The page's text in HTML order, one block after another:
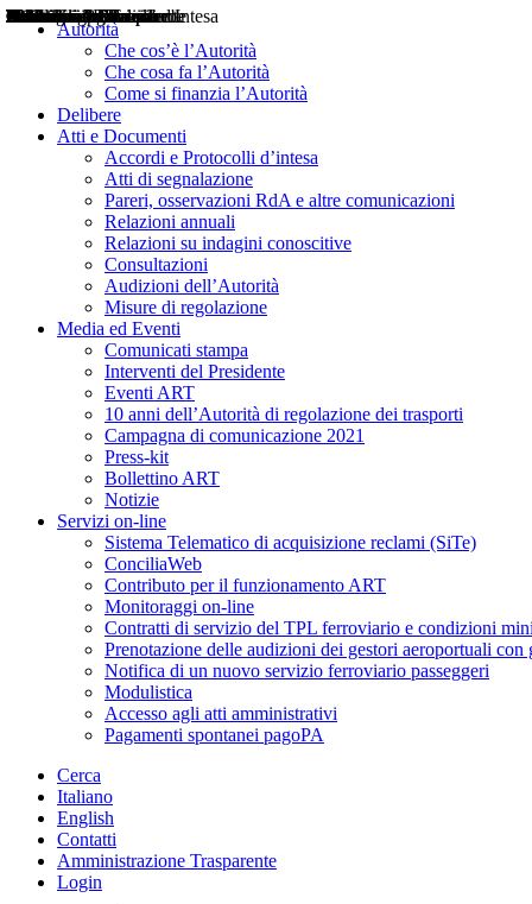
Autorità
Che cos’è l’Autorità
Che cosa fa l’Autorità
Come si finanzia l’Autorità
Delibere
Atti e Documenti
Accordi e Protocolli d’intesa
Atti di segnalazione
Pareri, osservazioni RdA e altre comunicazioni
Relazioni annuali
Relazioni su indagini conoscitive
Consultazioni
Audizioni dell’Autorità
Misure di regolazione
Media ed Eventi
Comunicati stampa
Interventi del Presidente
Eventi ART
10 anni dell’Autorità di regolazione dei trasporti
Campagna di comunicazione 2021
Press-kit
Bollettino ART
Notizie
Servizi on-line
Sistema Telematico di acquisizione reclami (SiTe)
ConciliaWeb
Contributo per il funzionamento ART
Monitoraggi on-line
Contratti di servizio del TPL ferroviario e condizioni
Prenotazione delle audizioni dei gestori aeroportuali con
Notifica di un nuovo servizio ferroviario passeggeri
Modulistica
Accesso agli atti amministrativi
Pagamenti spontanei pagoPA
Cerca
Italiano
English
Contatti
Amministrazione Trasparente
Login
Delibere
Pareri
Consultazioni
Audizioni
Atti di Segnalazione
Accordi e Protocolli d'Intesa
Relazioni annuali
Misure di regolazione
Notizie
Comunicati Stampa
Bollettini ART
Convegni ART
Interviste del Presidente
Articoli in primo piano
Interventi del Presidente
2004
2005
2010
2013
2014
2015
2016
2017
2018
2019
202
2020
2021
2022
2023
2024
2025
2026
Aereo
Marittimo
Terrestre